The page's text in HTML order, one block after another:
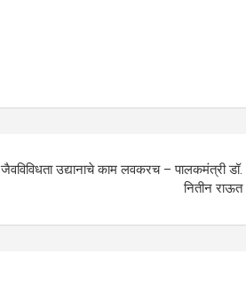
जैवविविधता उद्यानाचे काम लवकरच – पालकमंत्री डॉ.
नितीन राऊत